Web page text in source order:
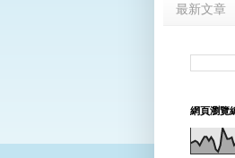
最新文章
網頁瀏覽